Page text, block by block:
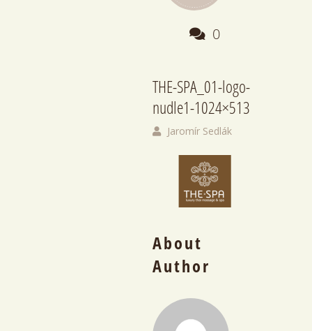
0
THE-SPA_01-logo-
nudle1-1024×513
Jaromír Sedlák
About
Author